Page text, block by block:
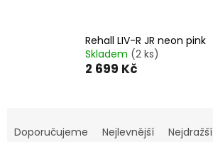
Rehall LIV-R JR neon pink
Skladem (2 ks)
2 699 Kč
aDoporučujeme Nejlevnější
Nejdražší